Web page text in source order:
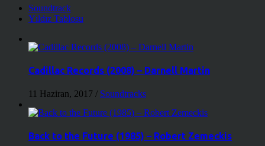
Soundtrack
Yıldız Tablosu
Cadillac Records (2008) – Darnell Martin
11 Haziran, 2017 / Soundtracks
Back to the Future (1985) – Robert Zemeckis